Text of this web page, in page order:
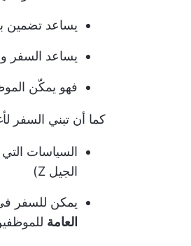
يساعد تضمين
يساعد السفر
فهو يمكّن
كما أن تبني السفر
السياسات
الجيل Z)
يمكن للسفر
العامة